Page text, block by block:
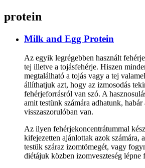
protein
Milk and Egg Protein
Az egyik legrégebben használt
tej illetve a tojásfehérje. Hiszen
megtalálható a tojás vagy a tej
állíthatjuk azt, hogy az izmosodás
fehérjeforrásról van szó. A
amit testünk számára adhatunk,
visszaszorulóban van.
Az ilyen fehérjekoncentrátummal
kifejezetten ajánlottak azok számára,
testük száraz izomtömegét, vagy
diétájuk közben izomveszteség lépne